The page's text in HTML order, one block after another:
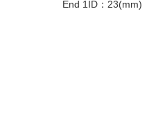
End 1ID： 23(mm)